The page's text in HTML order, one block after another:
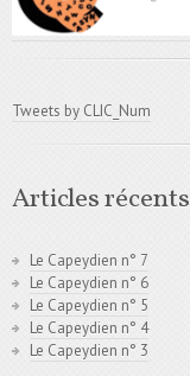
Tweets by CLIC_Num
Articles récents
Le Capeydien n° 7
Le Capeydien n° 6
Le Capeydien n° 5
Le Capeydien n° 4
Le Capeydien n° 3